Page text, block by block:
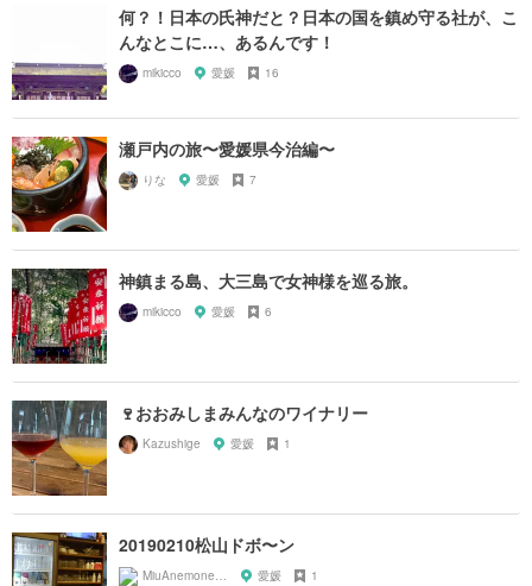
何？！日本の氏神だと？日本の国を鎮め守る社が、こ
んなとこに…、あるんです！
mikicco 愛媛 16
瀬戸内の旅〜愛媛県今治編〜
りな 愛媛 7
神鎮まる島、大三島で女神様を巡る旅。
mikicco 愛媛 6
🍷おおみしまみんなのワイナリー
Kazushige 愛媛 1
20190210松山ドボ〜ン
MiuAnemone Res 愛媛 1